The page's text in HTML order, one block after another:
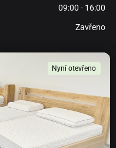
09:00 - 16:00
Zavřeno
Nyní otevřeno